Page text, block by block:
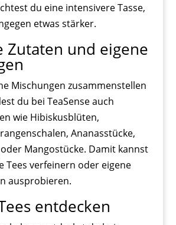
du eine intensivere Tasse,
etwas stärker.
Zutaten und eigene
Mischungen zusammenstellen
du bei TeaSense auch
wie Hibiskusblüten,
Ananasstücke,
Mangostücke. Damit kannst
Tees verfeinern oder eigene
ausprobieren.
entdecken